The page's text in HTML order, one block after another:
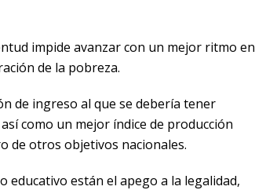
impide avanzar con un mejor ritmo en
de la pobreza.
de ingreso al que se debería tener
como un mejor índice de producción
de otros objetivos nacionales.
están el apego a la legalidad,